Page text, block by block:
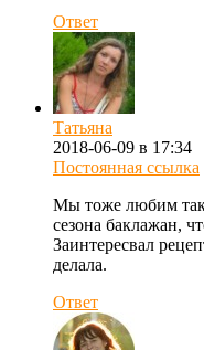
Ответ
Татьяна
2018-06-09 в 17:34
Постоянная ссылка
Мы тоже любим
сезона баклажан,
Заинтересвал
делала.
Ответ